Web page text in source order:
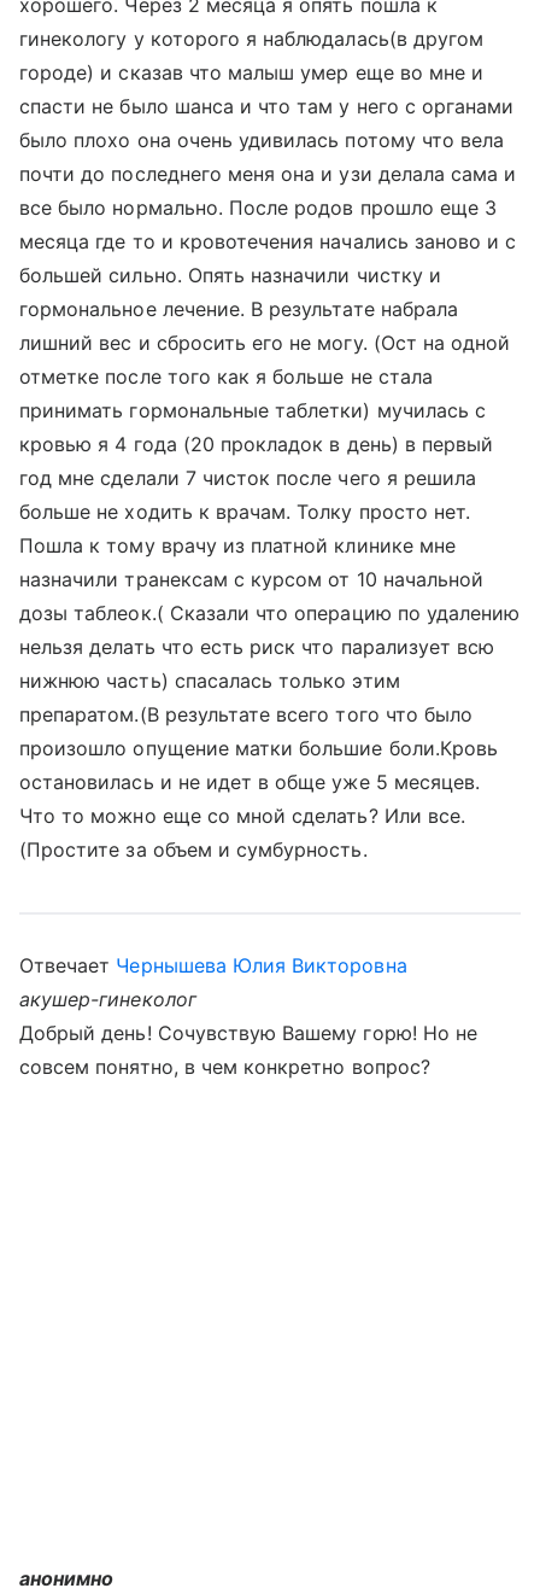
хорошего. Через 2 месяца я опять пошла к
гинекологу у которого я наблюдалась(в другом
городе) и сказав что малыш умер еще во мне и
спасти не было шанса и что там у него с органами
было плохо она очень удивилась потому что вела
почти до последнего меня она и узи делала сама и
все было нормально. После родов прошло еще 3
месяца где то и кровотечения начались заново и с
большей сильно. Опять назначили чистку и
гормональное лечение. В результате набрала
лишний вес и сбросить его не могу. (Ост на одной
отметке после того как я больше не стала
принимать гормональные таблетки) мучилась с
кровью я 4 года (20 прокладок в день) в первый
год мне сделали 7 чисток после чего я решила
больше не ходить к врачам. Толку просто нет.
Пошла к тому врачу из платной клинике мне
назначили транексам с курсом от 10 начальной
дозы таблеок.( Сказали что операцию по удалению
нельзя делать что есть риск что парализует всю
нижнюю часть) спасалась только этим
препаратом.(В результате всего того что было
произошло опущение матки большие боли.Кровь
остановилась и не идет в обще уже 5 месяцев.
Что то можно еще со мной сделать? Или все.
(Простите за объем и сумбурность.
Отвечает Чернышева Юлия Викторовна
акушер-гинеколог
Добрый день! Сочувствую Вашему горю! Но не
совсем понятно, в чем конкретно вопрос?
анонимно